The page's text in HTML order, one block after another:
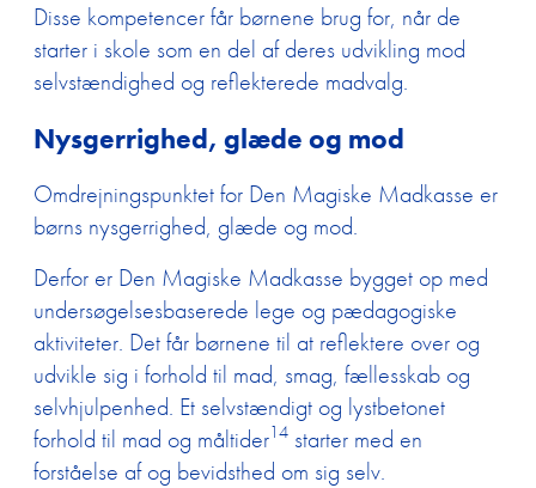
Disse kompetencer får børnene brug for, når de
starter i skole som en del af deres udvikling mod
selvstændighed og reflekterede madvalg.
Nysgerrighed, glæde og mod
Omdrejningspunktet for Den Magiske Madkasse er
børns nysgerrighed, glæde og mod.
Derfor er Den Magiske Madkasse bygget op med
undersøgelsesbaserede lege og pædagogiske
aktiviteter. Det får børnene til at reflektere over og
udvikle sig i forhold til mad, smag, fællesskab og
selvhjulpenhed. Et selvstændigt og lystbetonet
forhold til mad og måltider14 starter med en
forståelse af og bevidsthed om sig selv.